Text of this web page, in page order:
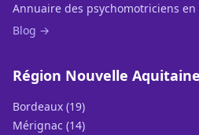
Annuaire des psychomotriciens en
Blog →
Région Nouvelle Aquitaine
Bordeaux (19)
Mérignac (14)